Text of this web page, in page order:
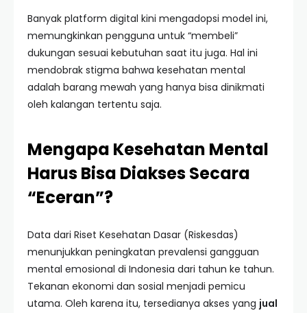
Banyak platform digital kini mengadopsi model ini,
memungkinkan pengguna untuk “membeli”
dukungan sesuai kebutuhan saat itu juga. Hal ini
mendobrak stigma bahwa kesehatan mental
adalah barang mewah yang hanya bisa dinikmati
oleh kalangan tertentu saja.
Mengapa Kesehatan Mental
Harus Bisa Diakses Secara
“Eceran”?
Data dari Riset Kesehatan Dasar (Riskesdas)
menunjukkan peningkatan prevalensi gangguan
mental emosional di Indonesia dari tahun ke tahun.
Tekanan ekonomi dan sosial menjadi pemicu
utama. Oleh karena itu, tersedianya akses yang jual